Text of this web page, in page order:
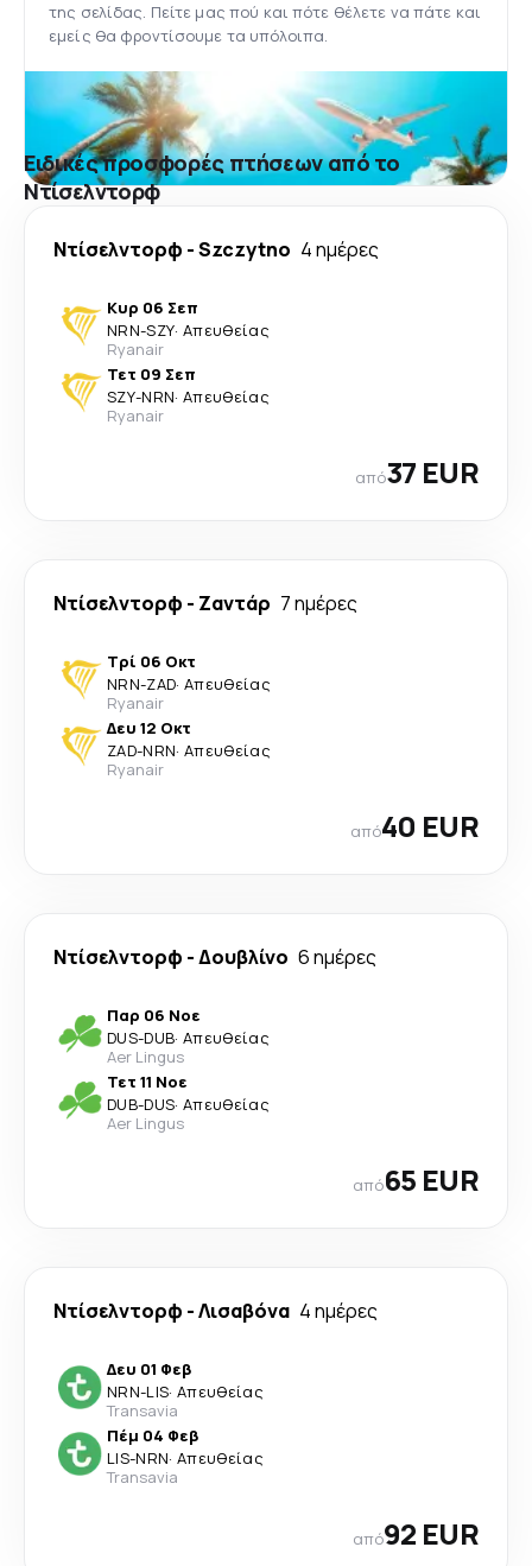
της σελίδας. Πείτε μας πού και πότε θέλετε να πάτε και
εμείς θα φροντίσουμε τα υπόλοιπα.
Ειδικές προσφορές πτήσεων από το
Ντίσελντορφ
Ντίσελντορφ -Szczytno 4 ημέρες
Κυρ 06 Σεπ
NRN-SZY· Απευθείας
Ryanair
Τετ 09 Σεπ
SZY-NRN· Απευθείας
Ryanair
από37 EUR
Ντίσελντορφ - Ζαντάρ 7 ημέρες
Τρί 06 Οκτ
NRN-ZAD· Απευθείας
Ryanair
Δευ 12 Οκτ
ZAD-NRN· Απευθείας
Ryanair
από40 EUR
Ντίσελντορφ -Δουβλίνο 6 ημέρες
Παρ 06 Νοε
DUS-DUB· Απευθείας
Aer Lingus
Τετ 11 Νοε
DUB-DUS· Απευθείας
Aer Lingus
από65 EUR
Ντίσελντορφ -Λισαβόνα 4 ημέρες
Δευ 01 Φεβ
NRN-LIS· Απευθείας
Transavia
Πέμ 04 Φεβ
LIS-NRN· Απευθείας
Transavia
από92 EUR